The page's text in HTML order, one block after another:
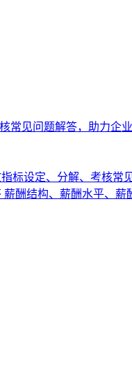
常见问题解答，助力企
标设定、分解、考核常
薪酬结构、薪酬水平、薪